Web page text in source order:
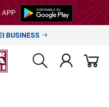
APP
BUSINESS